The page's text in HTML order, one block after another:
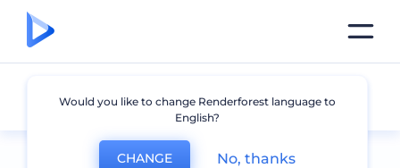
Yiyecek ve İçecekler
Would you like to change Renderforest language to
English?
CHANGE No, thanks